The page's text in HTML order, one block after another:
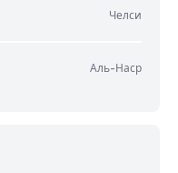
Челси
Аль-Наср